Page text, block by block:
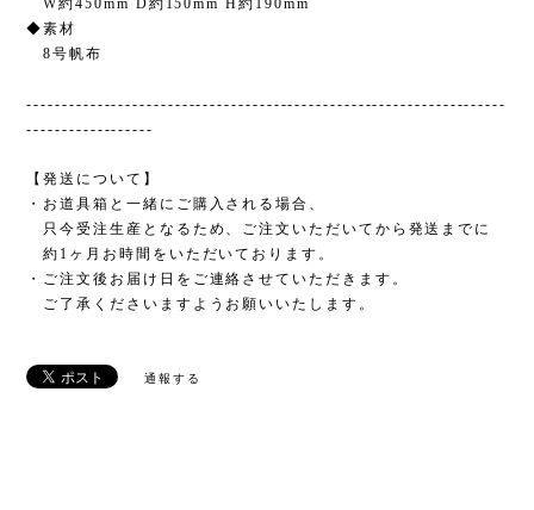
W約450mm D約150mm H約190mm
◆素材
8号帆布
--------------------------------------------------------------------
------------------
【発送について】
・お道具箱と一緒にご購入される場合、
只今受注生産となるため、ご注文いただいてから発送までに
約1ヶ月お時間をいただいております。
・ご注文後お届け日をご連絡させていただきます。
ご了承くださいますようお願いいたします。
通報する